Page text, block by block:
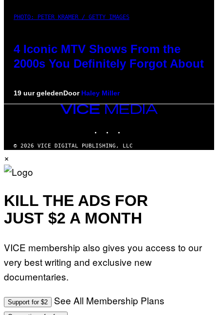
PHOTO: PETER KRAMER / GETTY IMAGES
4 Iconic MTV Shows From the
2000s You Definitely Forgot About
19 uur geledenDoor Haley Miller
VICE
MEDIA
© 2026 VICE DIGITAL PUBLISHING, LLC
×
KILL THE ADS FOR
JUST $2 A MONTH
VICE membership also gives you access to our
very best writing and exclusive new
documentaries.
Support for $2 See All Membership Plans